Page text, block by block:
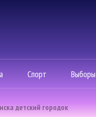
Спорт Выборы
детский городок